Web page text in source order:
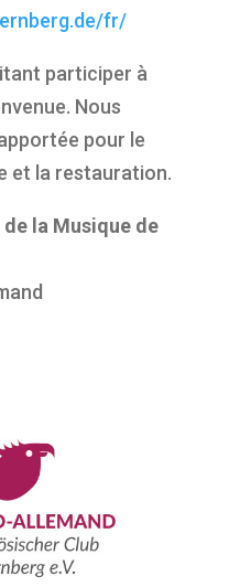
fr/
participer à
Nous
pour le
et la restauration.
de la Musique de